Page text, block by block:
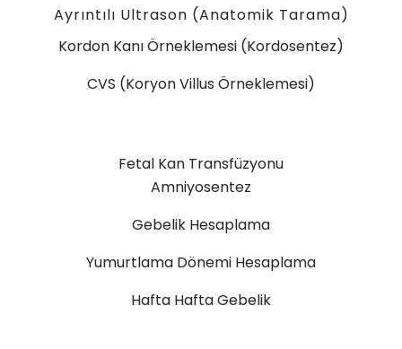
Ayrıntılı Ultrason (Anatomik Tarama)
Kordon Kanı Örneklemesi (Kordosentez)
CVS (Koryon Villus Örneklemesi)
Fetal Kan Transfüzyonu
Amniyosentez
Gebelik Hesaplama
Yumurtlama Dönemi Hesaplama
Hafta Hafta Gebelik